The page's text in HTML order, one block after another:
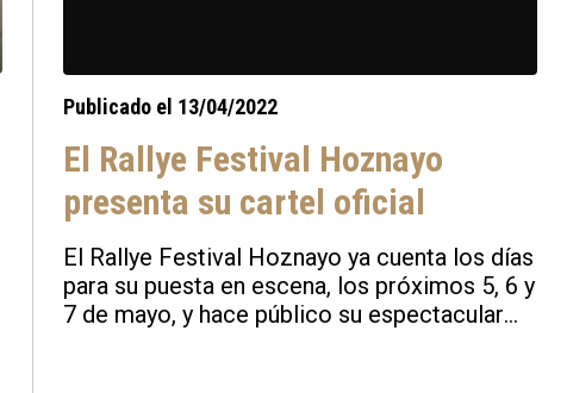
Publicado el 13/04/2022
El Rallye Festival Hoznayo
presenta su cartel oficial
El Rallye Festival Hoznayo ya cuenta los días
para su puesta en escena, los próximos 5, 6 y
7 de mayo, y hace público su espectacular